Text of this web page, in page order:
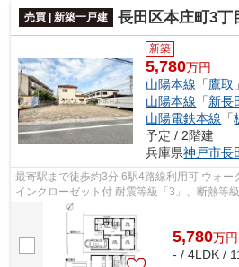
売買 | 新築一戸建 長田区本庄町3丁
新築
5,780万円
山陽本線 「鷹取
山陽本線 「新長
山陽電鉄本線 「
予定 / 2階建
兵庫県神戸市長
最寄駅まで徒歩約3分 6駅4路線利用可 ウォー
インクローゼット付 耐震等級「3」、断熱等
サウナ等設備充実
5,780万円
- / 4LDK /